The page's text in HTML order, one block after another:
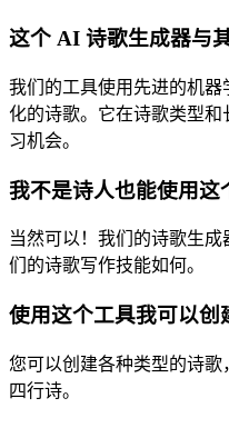
这个 AI 诗歌生成器与
我们的工具使用先进的机
化的诗歌。它在诗歌类型
习机会。
我不是诗人也能使用这
当然可以！我们的诗歌生
们的诗歌写作技能如何。
使用这个工具我可以创
您可以创建各种类型的诗
四行诗。